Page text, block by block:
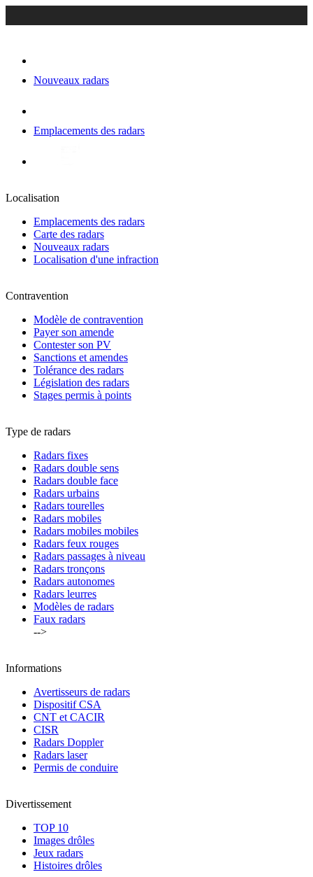
Nouveaux radars
Emplacements des radars
Localisation
Emplacements des radars
Carte des radars
Nouveaux radars
Localisation d'une infraction
Contravention
Modèle de contravention
Payer son amende
Contester son PV
Sanctions et amendes
Tolérance des radars
Législation des radars
Stages permis à points
Type de radars
Radars fixes
Radars double sens
Radars double face
Radars urbains
Radars tourelles
Radars mobiles
Radars mobiles mobiles
Radars feux rouges
Radars passages à niveau
Radars tronçons
Radars autonomes
Radars leurres
Modèles de radars
Faux radars
-->
Informations
Avertisseurs de radars
Dispositif CSA
CNT et CACIR
CISR
Radars Doppler
Radars laser
Permis de conduire
Divertissement
TOP 10
Images drôles
Jeux radars
Histoires drôles